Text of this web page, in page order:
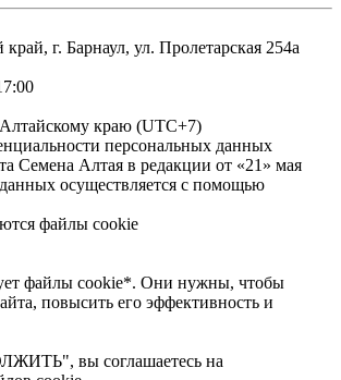
г. Барнаул, ул. Пролетарская 254а
краю (UTC+7)
персональных данных
Семена Алтая в редакции от «21» мая
осуществляется с помощью
файлы сookie
файлы cookie*. Они нужны, чтобы
повысить его эффективность и
вы соглашаетесь на